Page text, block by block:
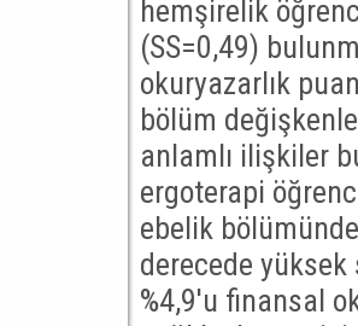
hemşirelik
(SS=0,49)
okuryazarlık
bölüm
anlamlı ilişkiler
ergoterapi
ebelik
derecede yüksek
%4,9'u finansal